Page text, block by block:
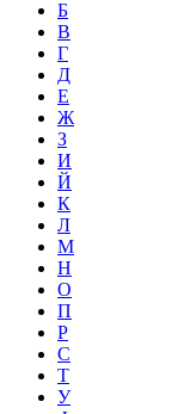
Б
В
Г
Д
Е
Ж
З
И
Й
К
Л
М
Н
О
П
Р
С
Т
У